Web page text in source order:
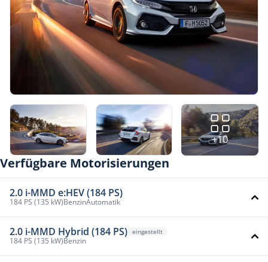
+10
Verfügbare Motorisierungen
2.0 i-MMD e:HEV (184 PS)
184 PS (135 kW)BenzinAutomatik
2.0 i-MMD Hybrid (184 PS) eingestellt
184 PS (135 kW)Benzin